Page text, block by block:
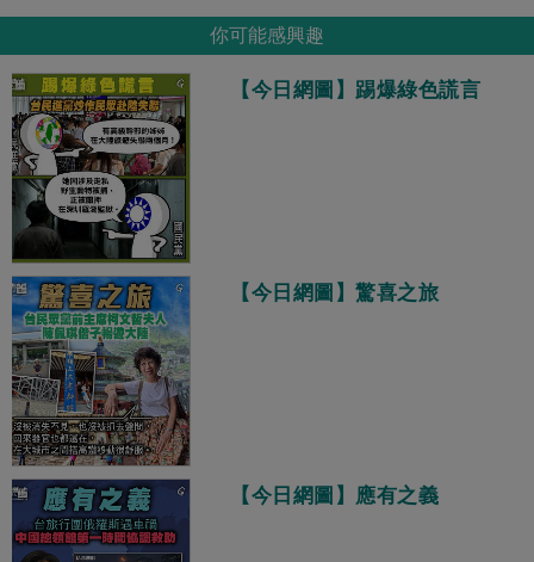
你可能感興趣
【今日網圖】踢爆綠色謊言
【今日網圖】驚喜之旅
【今日網圖】應有之義